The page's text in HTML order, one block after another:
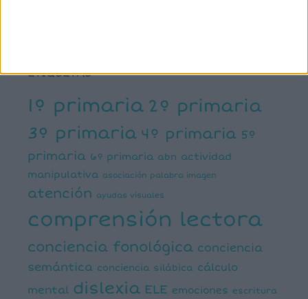
ETIQUETAS
1º primaria 2º primaria
3º primaria 4º primaria 5º
primaria 6º primaria abn actividad
manipulativa asociación palabra imagen
atención ayudas visuales
comprensión lectora
conciencia fonológica conciencia
semántica conciencia silábica cálculo
mental dislexia ELE emociones escritura